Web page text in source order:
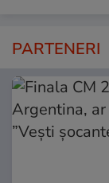
PARTENERI